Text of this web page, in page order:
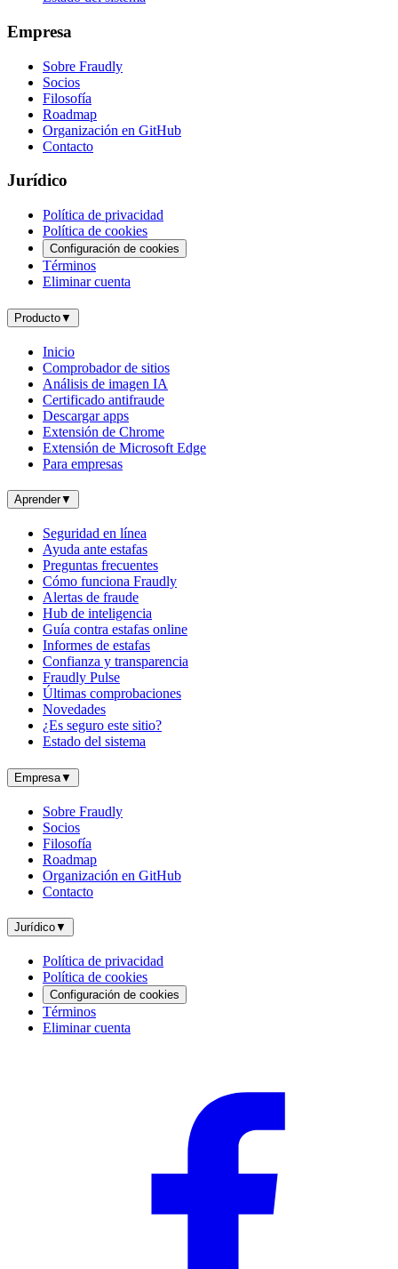
Empresa
Sobre Fraudly
Socios
Filosofía
Roadmap
Organización en GitHub
Contacto
Jurídico
Política de privacidad
Política de cookies
Configuración de cookies
Términos
Eliminar cuenta
Producto▼
Inicio
Comprobador de sitios
Análisis de imagen IA
Certificado antifraude
Descargar apps
Extensión de Chrome
Extensión de Microsoft Edge
Para empresas
Aprender▼
Seguridad en línea
Ayuda ante estafas
Preguntas frecuentes
Cómo funciona Fraudly
Alertas de fraude
Hub de inteligencia
Guía contra estafas online
Informes de estafas
Confianza y transparencia
Fraudly Pulse
Últimas comprobaciones
Novedades
¿Es seguro este sitio?
Estado del sistema
Empresa▼
Sobre Fraudly
Socios
Filosofía
Roadmap
Organización en GitHub
Contacto
Jurídico▼
Política de privacidad
Política de cookies
Configuración de cookies
Términos
Eliminar cuenta